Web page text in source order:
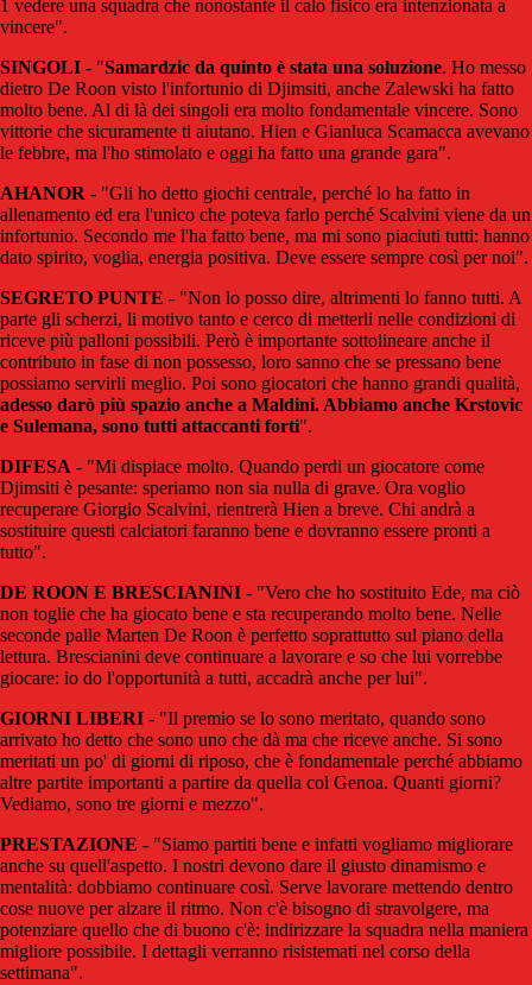
1 vedere una squadra che nonostante il calo fisico era intenzionata a
vincere".
SINGOLI - "Samardzic da quinto è stata una soluzione. Ho messo
dietro De Roon visto l'infortunio di Djimsiti, anche Zalewski ha fatto
molto bene. Al di là dei singoli era molto fondamentale vincere. Sono
vittorie che sicuramente ti aiutano. Hien e Gianluca Scamacca avevano
le febbre, ma l'ho stimolato e oggi ha fatto una grande gara".
AHANOR - "Gli ho detto giochi centrale, perché lo ha fatto in
allenamento ed era l'unico che poteva farlo perché Scalvini viene da un
infortunio. Secondo me l'ha fatto bene, ma mi sono piaciuti tutti: hanno
dato spirito, voglia, energia positiva. Deve essere sempre così per noi".
SEGRETO PUNTE - "Non lo posso dire, altrimenti lo fanno tutti. A
parte gli scherzi, li motivo tanto e cerco di metterli nelle condizioni di
riceve più palloni possibili. Però è importante sottolineare anche il
contributo in fase di non possesso, loro sanno che se pressano bene
possiamo servirli meglio. Poi sono giocatori che hanno grandi qualità,
adesso darò più spazio anche a Maldini. Abbiamo anche Krstovic
e Sulemana, sono tutti attaccanti forti".
DIFESA - "Mi dispiace molto. Quando perdi un giocatore come
Djimsiti è pesante: speriamo non sia nulla di grave. Ora voglio
recuperare Giorgio Scalvini, rientrerà Hien a breve. Chi andrà a
sostituire questi calciatori faranno bene e dovranno essere pronti a
tutto".
DE ROON E BRESCIANINI - "Vero che ho sostituito Ede, ma ciò
non toglie che ha giocato bene e sta recuperando molto bene. Nelle
seconde palle Marten De Roon è perfetto soprattutto sul piano della
lettura. Brescianini deve continuare a lavorare e so che lui vorrebbe
giocare: io do l'opportunità a tutti, accadrà anche per lui".
GIORNI LIBERI - "Il premio se lo sono meritato, quando sono
arrivato ho detto che sono uno che dà ma che riceve anche. Si sono
meritati un po' di giorni di riposo, che è fondamentale perché abbiamo
altre partite importanti a partire da quella col Genoa. Quanti giorni?
Vediamo, sono tre giorni e mezzo".
PRESTAZIONE - "Siamo partiti bene e infatti vogliamo migliorare
anche su quell'aspetto. I nostri devono dare il giusto dinamismo e
mentalità: dobbiamo continuare così. Serve lavorare mettendo dentro
cose nuove per alzare il ritmo. Non c'è bisogno di stravolgere, ma
potenziare quello che di buono c'è: indirizzare la squadra nella maniera
migliore possibile. I dettagli verranno risistemati nel corso della
settimana".